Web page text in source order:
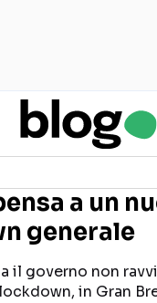
Seguici sui social
a un
generale
il governo non
in Gran